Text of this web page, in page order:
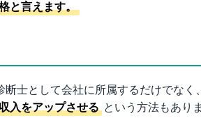
と言えます。
士として会社に所属するだけでなく、
入をアップさせる という方法もありま